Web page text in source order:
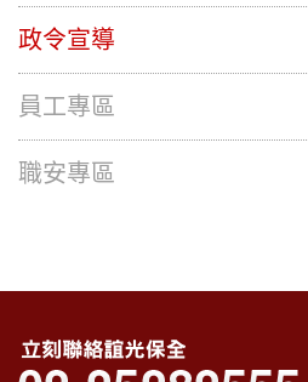
政令宣導
員工專區
職安專區